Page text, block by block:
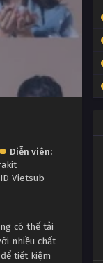
Diễn viên:
Vietsub
có thể tải
nhiều chất
tiết kiệm